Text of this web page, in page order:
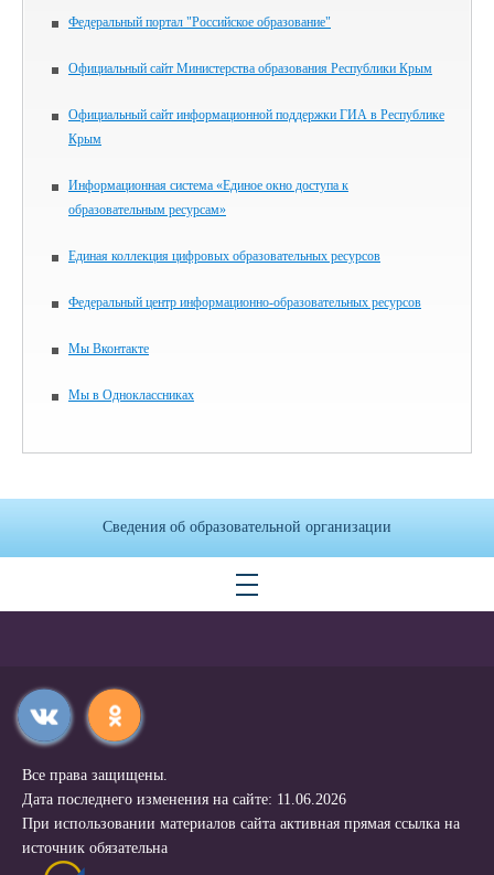
Федеральный портал "Российское образование"
Официальный сайт Министерства образования Республики Крым
Официальный сайт информационной поддержки ГИА в Республике
Крым
Информационная система «Единое окно доступа к
образовательным ресурсам»
Единая коллекция цифровых образовательных ресурсов
Федеральный центр информационно-образовательных ресурсов
Мы Вконтакте
Мы в Одноклассниках
Сведения об образовательной организации
Все права защищены.
Дата последнего изменения на сайте: 11.06.2026
При использовании материалов сайта активная прямая ссылка на
источник обязательна